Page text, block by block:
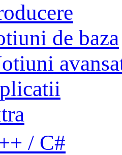
de baza
/ C#